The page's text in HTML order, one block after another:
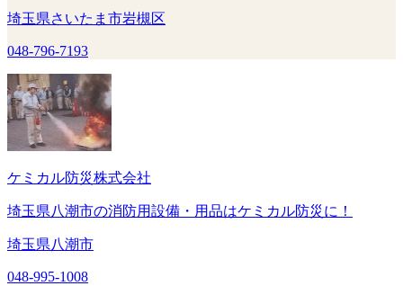
埼玉県さいたま市岩槻区
048-796-7193
ケミカル防災株式会社
埼玉県八潮市の消防用設備・用品はケミカル防災に！
埼玉県八潮市
048-995-1008